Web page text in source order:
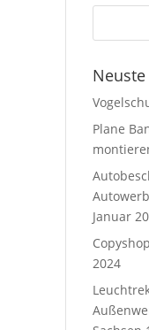
Plane
Januar
Copyshop
2024